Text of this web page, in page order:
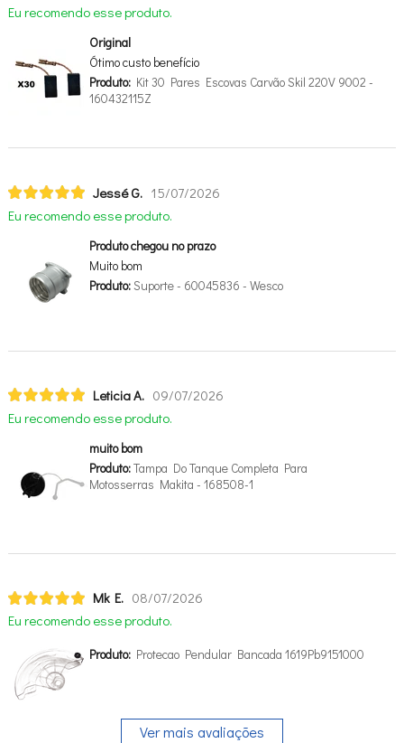
Eu recomendo esse produto.
Original
Ótimo custo benefício
Produto:Kit 30 Pares Escovas Carvão Skil 220V 9002 -
160432115Z
Jessé G. 15/07/2026
Eu recomendo esse produto.
Produto chegou no prazo
Muito bom
Produto:Suporte - 60045836 - Wesco
Leticia A. 09/07/2026
Eu recomendo esse produto.
muito bom
Produto:Tampa Do Tanque Completa Para
Motosserras Makita - 168508-1
Mk E. 08/07/2026
Eu recomendo esse produto.
Produto:Protecao Pendular Bancada 1619Pb9151000
Ver mais avaliações